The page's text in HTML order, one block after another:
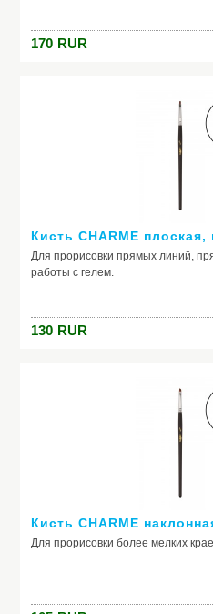
170 RUR
Кисть CHARME
Для прорисовки прямых линий,
работы с гелем.
130 RUR
Кисть CHARME
Для прорисовки более мелких